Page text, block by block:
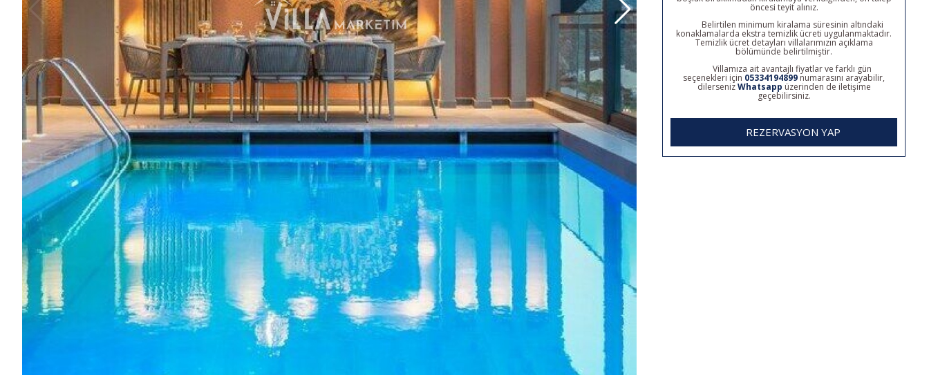
öncesi teyit alınız.
Belirtilen minimum kiralama süresinin altındaki
konaklamalarda ekstra temizlik ücreti uygulanmaktadır.
Temizlik ücret detayları villalarımızın açıklama
bölümünde belirtilmiştir.
Villamıza ait avantajlı fiyatlar ve farklı gün
seçenekleri için 05334194899 numarasını arayabilir,
dilersenizWhatsapp üzerinden de iletişime
geçebilirsiniz.
REZERVASYON YAP